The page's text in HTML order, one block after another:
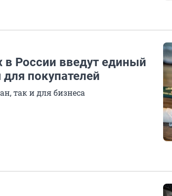
в России введут единый
покупателей
так и для бизнеса